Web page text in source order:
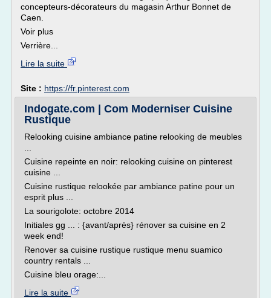
concepteurs-décorateurs du magasin Arthur Bonnet de
Caen.
Voir plus
Verrière...
Lire la suite
Site : https://fr.pinterest.com
Indogate.com | Com Moderniser Cuisine
Rustique
Relooking cuisine ambiance patine relooking de meubles
Cuisine repeinte en noir: relooking cuisine on pinterest
cuisine ...
Cuisine rustique relookée par ambiance patine pour un
esprit plus ...
La sourigolote: octobre 2014
Initiales gg ... : {avant/après} rénover sa cuisine en 2
week end!
Renover sa cuisine rustique rustique menu suamico
country rentals ...
Cuisine bleu orage:...
Lire la suite